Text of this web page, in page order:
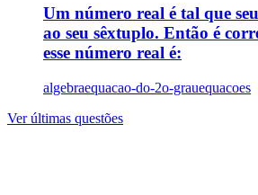
Um número real é tal que
ao seu sêxtuplo. Então é
esse número real é:
algebraequacao-do-2o-grauequacoes
Ver últimas questões